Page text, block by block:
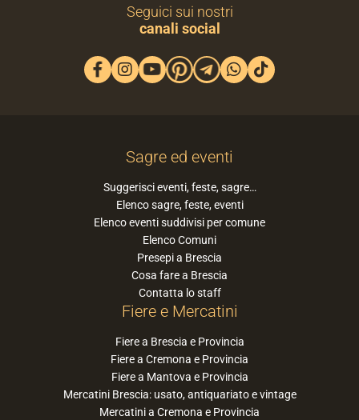
Seguici sui nostri
canali social
Sagre ed eventi
Suggerisci eventi, feste, sagre…
Elenco sagre, feste, eventi
Elenco eventi suddivisi per comune
Elenco Comuni
Presepi a Brescia
Cosa fare a Brescia
Contatta lo staff
Fiere e Mercatini
Fiere a Brescia e Provincia
Fiere a Cremona e Provincia
Fiere a Mantova e Provincia
Mercatini Brescia: usato, antiquariato e vintage
Mercatini a Cremona e Provincia